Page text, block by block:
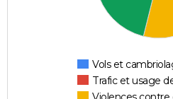
Vols et
Trafic et usage